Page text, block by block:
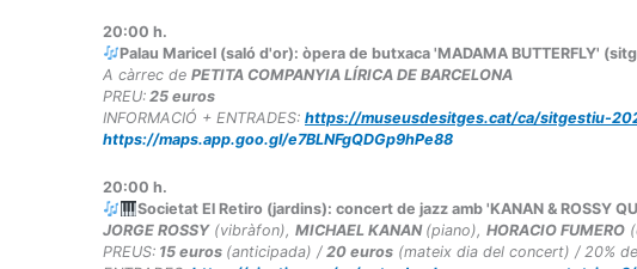
20:00 h.
Palau Maricel (saló d'or): òpera de butxaca 'MADAMA BUTTERFLY'
A càrrec de PETITA COMPANYIA LÍRICA DE BARCELONA
PREU: 25 euros
INFORMACIÓ + ENTRADES: https://museusdesitges.cat/ca/sitgestiu-
https://maps.app.goo.gl/e7BLNFgQDGp9hPe88
20:00 h.
Societat El Retiro (jardins): concert de jazz amb 'KANAN & ROSSY
JORGE ROSSY(vibràfon), MICHAEL KANAN (piano), HORACIO FUMERO
PREUS: 15 euros (anticipada) / 20 euros (mateix dia del concert) / 20%